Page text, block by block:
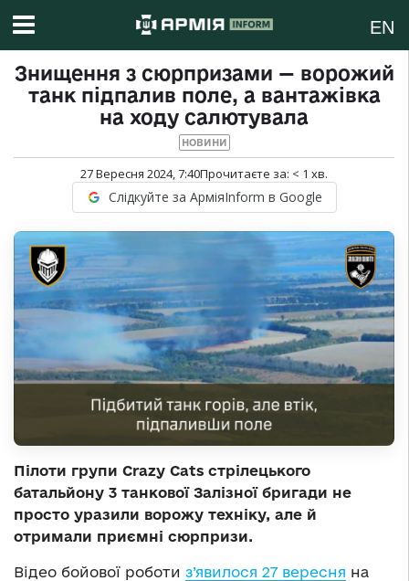
EN
Знищення з сюрпризами — ворожий
танк підпалив поле, а вантажівка
на ходу салютувала
НОВИНИ
27 Вересня 2024, 7:40Прочитаєте за: < 1 хв.
Слідкуйте за АрміяInform в Google
Пілоти групи Crazy Cats стрілецького
батальйону 3 танкової Залізної бригади не
просто уразили ворожу техніку, але й
отримали приємні сюрпризи.
Відео бойової роботи з’явилося 27 вересня на